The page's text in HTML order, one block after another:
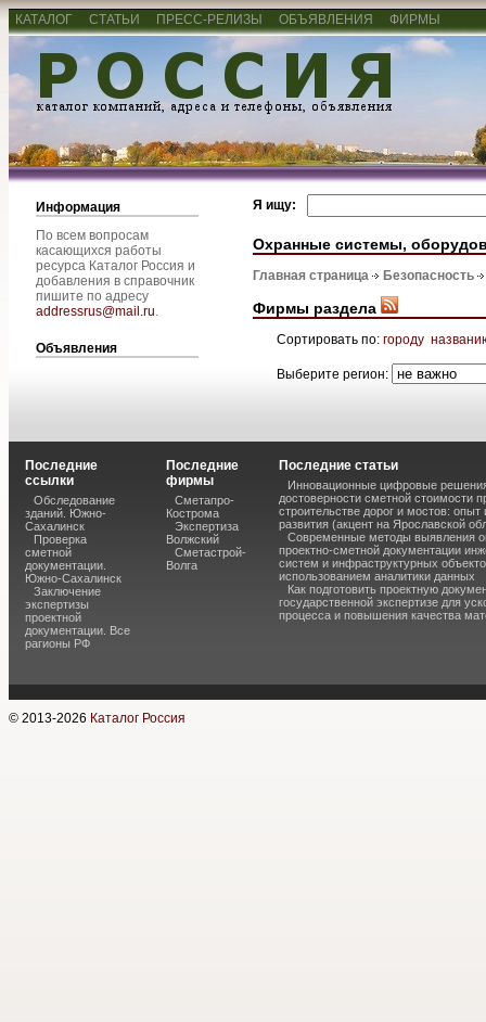
КАТАЛОГ СТАТЬИ ПРЕСС-РЕЛИЗЫ ОБЪЯВЛЕНИЯ ФИРМЫ
Информация
По всем вопросам
касающихся работы
ресурса Каталог Россия и
добавления в справочник
пишите по адресу
addressrus@mail.ru.
Объявления
Я ищу:
Охранные системы,
Главная страница Безопасность
Фирмы раздела
Сортировать по: городу
Выберите регион:
Последние
ссылки
Обследование
зданий. Южно-
Сахалинск
Проверка
сметной
документации.
Южно-Сахалинск
Заключение
экспертизы
проектной
документации. Все
рагионы РФ
Последние
фирмы
Сметапро-
Кострома
Экспертиза
Волжский
Сметастрой-
Волга
Последние статьи
Инновационные цифровые
достоверности сметной стоимости
строительстве дорог и мостов: опыт
развития (акцент на Ярославской
Современные методы выявления
проектно-сметной документации
систем и инфраструктурных
использованием аналитики данных
Как подготовить проектную
государственной экспертизе для
процесса и повышения качества
© 2013-2026 Каталог Россия